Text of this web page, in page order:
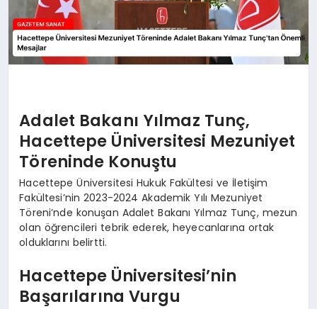
Adalet Bakanı Yılmaz Tunç,
Hacettepe Üniversitesi Mezuniyet
Töreninde Konuştu
Hacettepe Üniversitesi Hukuk Fakültesi ve İletişim
Fakültesi’nin 2023-2024 Akademik Yılı Mezuniyet
Töreni’nde konuşan Adalet Bakanı Yılmaz Tunç, mezun
olan öğrencileri tebrik ederek, heyecanlarına ortak
olduklarını belirtti.
Hacettepe Üniversitesi’nin
Başarılarına Vurgu